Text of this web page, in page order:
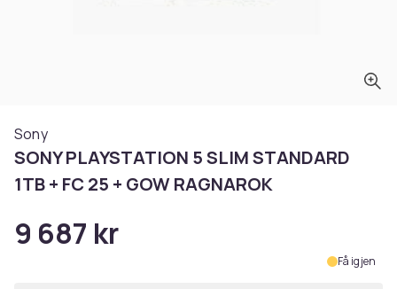
Sony
SONY PLAYSTATION 5 SLIM STANDARD
1TB + FC 25 + GOW RAGNAROK
9 687 kr
Få igjen